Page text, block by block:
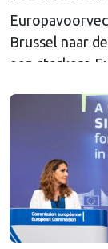
Brussel naar
een sterkere
heeft kunnen
Haagse